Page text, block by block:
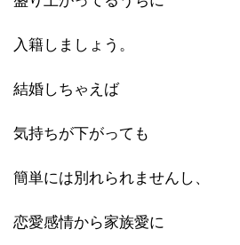
入籍しましょう。
結婚しちゃえば
気持ちが下がっても
簡単には別れられませんし、
恋愛感情から家族愛に